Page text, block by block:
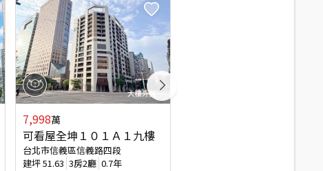
7,998萬
可看屋全坤１０１Ａ１九樓
台北市信義區信義路四段
建坪51.63 3房2廳 0.7年